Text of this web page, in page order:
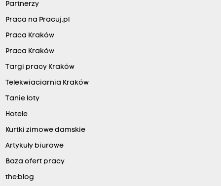
Partnerzy
Praca na Pracuj.pl
Praca Kraków
Praca Kraków
Targi pracy Kraków
Telekwiaciarnia Kraków
Tanie loty
Hotele
Kurtki zimowe damskie
Artykuły biurowe
Baza ofert pracy
the:blog